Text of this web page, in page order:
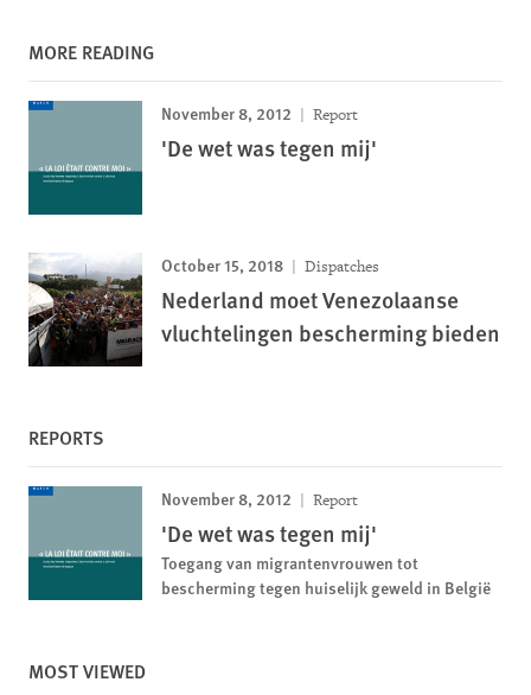
MORE READING
November 8, 2012 Report
'De wet was tegen mij'
October 15, 2018 Dispatches
Nederland moet Venezolaanse
vluchtelingen bescherming bieden
REPORTS
November 8, 2012 Report
'De wet was tegen mij'
Toegang van migrantenvrouwen tot
bescherming tegen huiselijk geweld in België
MOST VIEWED